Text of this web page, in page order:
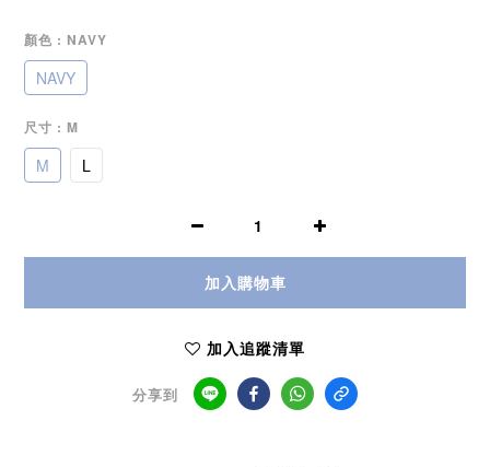
顏色 : NAVY
NAVY
尺寸 : M
M L
加入購物車
加入追蹤清單
分享到